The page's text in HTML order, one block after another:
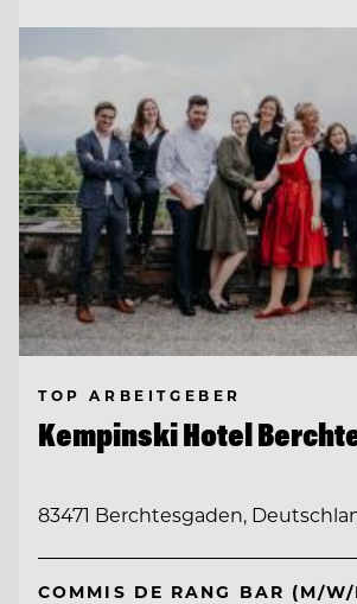
TOP ARBEITGEBER
Kempinski Hotel
83471 Berchtesgaden,
COMMIS DE RANG BAR (M/